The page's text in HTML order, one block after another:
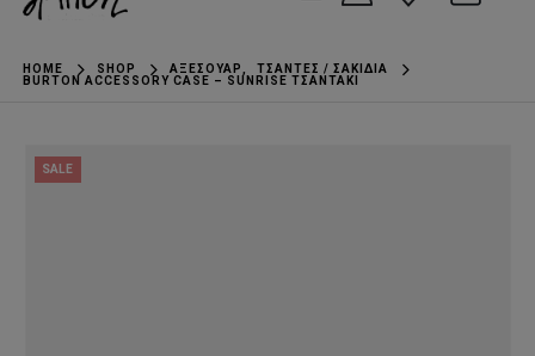
HOME SHOP ΑΞΕΣΟΥΆΡ,
ΤΣΆΝΤΕΣ / ΣΑΚΊΔΙΑ
BURTON ACCESSORY CASE – SUNRISE ΤΣΑΝΤΆΚΙ
SALE